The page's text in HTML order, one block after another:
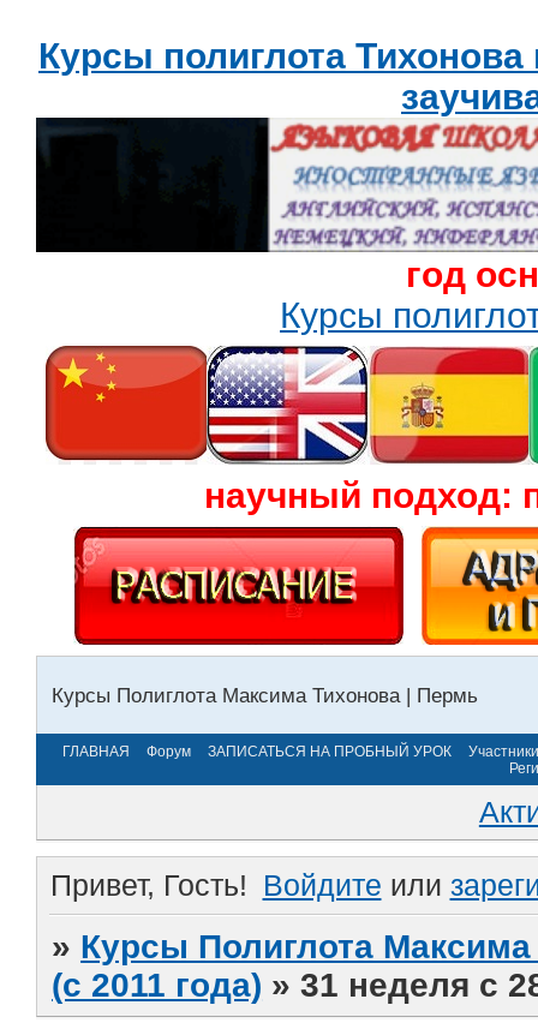
Курсы полиглота
год
Курсы
научный подход:
Курсы Полиглота Максима Тихонова | Пермь
ГЛАВНАЯ Форум ЗАПИСАТЬСЯ НА ПРОБНЫЙ УРОК
Участники
Привет, Гость! Войдите или
» Курсы Полиглота
(с 2011 года) »31 неделя с